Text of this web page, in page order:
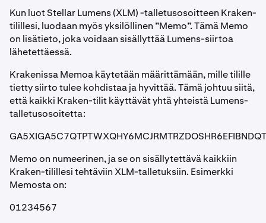
Kun luot Stellar Lumens (XLM) -talletusosoitteen Kraken-
tilillesi, luodaan myös yksilöllinen ”Memo”. Tämä Memo
on lisätieto, joka voidaan sisällyttää Lumens-siirtoa
lähetettäessä.
Krakenissa Memoa käytetään määrittämään, mille tilille
tietty siirto tulee kohdistaa ja hyvittää. Tämä johtuu siitä,
että kaikki Kraken-tilit käyttävät yhtä yhteistä Lumens-
talletusosoitetta:
Memo on numeerinen, ja se on sisällytettävä kaikkiin
Kraken-tilillesi tehtäviin XLM-talletuksiin. Esimerkki
Memosta on:
01234567